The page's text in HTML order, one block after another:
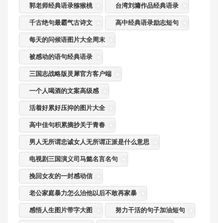
郭老师经典语录猕猴桃 台湾刘墉作品经典语录
千古绝句最霸气古诗文 高中经典语录励志短句
每天的问候语图片大全周末
被感动的语句经典语录
三国志战略版灵犀官方客户端
一个人喝酒的文案高级感
活着好累好压抑的图片大全
高中佳句积累摘抄关于青春
男人无所谓忠诚女人无所谓正派是什么意思
电视剧三国演义司马懿名言名句
挽回女友的一封感动信
老公家庭暴力怎么治他以后不敢再家暴
感悟人生图片带字大图 努力干活的句子加油短句